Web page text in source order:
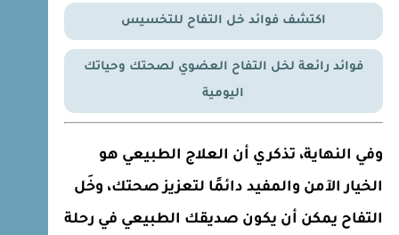
اكتشف فوائد خل التفاح للتخسيس
فوائد رائعة لخل التفاح العضوي لصحتك وحياتك
اليومية
وفي النهاية، تذكري أن العلاج الطبيعي هو
الخيار الآمن والمفيد دائمًا لتعزيز صحتك، وخَل
التفاح يمكن أن يكون صديقك الطبيعي في رحلة